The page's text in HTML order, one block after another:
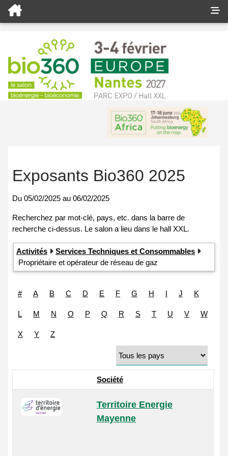
Exposants Bio360 2025
Du 05/02/2025 au 06/02/2025
Activités
Services Techniques et Consommables
Propriétaire et opérateur de réseau de gaz
# A B C D E F G H I J K
L M N O P Q R S T U V W
X Y Z
Société
Territoire Energie
Mayenne